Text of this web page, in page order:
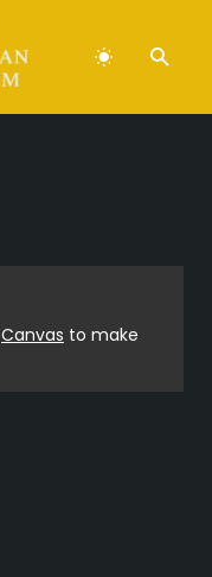
Canvas to make